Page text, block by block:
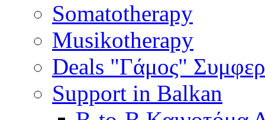
Somatotherapy
Musikotherapy
Deals "Γάμος"
Support in Balkan